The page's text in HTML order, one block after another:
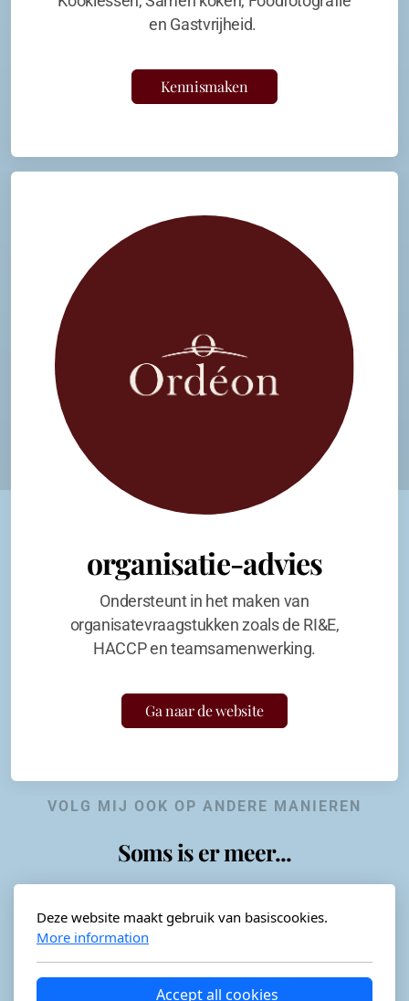
en Gastvrijheid.
Kennismaken
organisatie-advies
Ondersteunt in het maken van
organisatevraagstukken zoals de RI&E,
HACCP en teamsamenwerking.
Ga naar de website
VOLG MIJ OOK OP ANDERE MANIEREN
Soms is er meer...
Horeca-advies
Deze website maakt gebruik van basiscookies.
More information
Accept all cookies